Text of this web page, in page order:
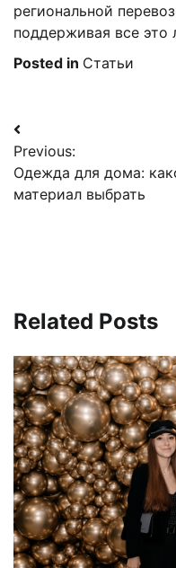
региональной
поддерживая все
Posted in Статьи
Навигация
по
записям
Previous:
Одежда для дома:
материал выбрать
Related Posts